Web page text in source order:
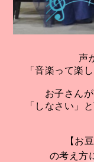
声
「音楽って楽
お子さん
「しなさい」
【お
の考え方